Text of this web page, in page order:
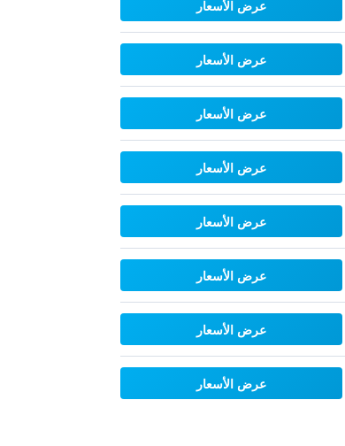
عرض الأسعار
عرض الأسعار
عرض الأسعار
عرض الأسعار
عرض الأسعار
عرض الأسعار
عرض الأسعار
عرض الأسعار